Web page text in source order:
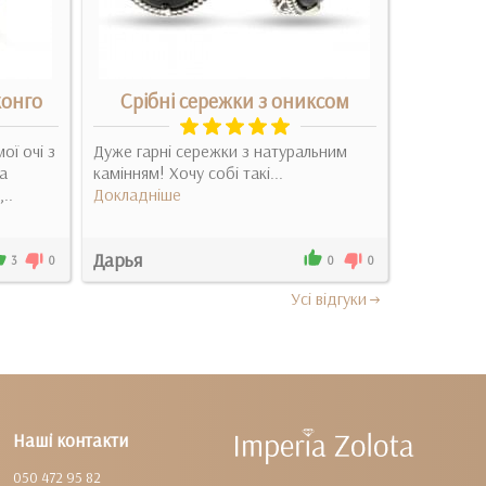
очі з
3 0
Срібні сережки з ониксом
Дуже гарні сережки з натуральним
камінням! Хочу собі такі...
Докладніше
Дарья 0 0
Усi вiдгуки
Наші контакти
050 472 95 82